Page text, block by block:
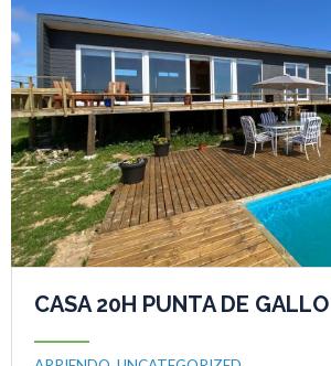
CASA 20H PUNTA DE